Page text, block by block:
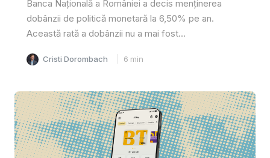
Banca Națională a României a decis menținerea
dobânzii de politică monetară la 6,50% pe an.
Această rată a dobânzii nu a mai fost...
Cristi Dorombach 6 min